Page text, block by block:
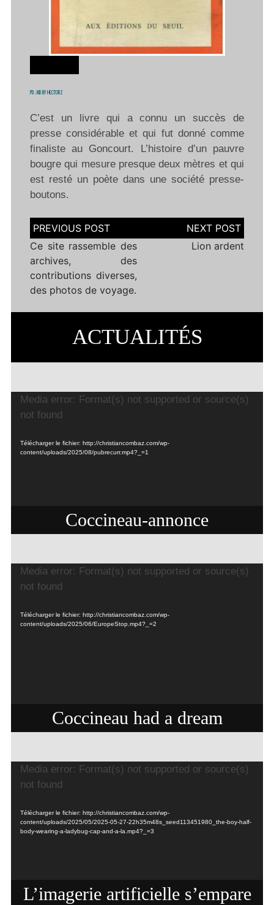
PD; MDBYHECTORZ
C’est un livre qui a connu un succès de
presse considérable et qui fut donné comme
finaliste au Goncourt. L’histoire d’un pauvre
bougre qui mesure presque deux mètres et qui
est resté un poète dans une société presse-
boutons.
Navigation
de
l’article
Ce site rassemble des
archives, des
contributions diverses,
des photos de voyage.
Lion ardent
ACTUALITÉS
Lecteur
Media error: Format(s) not supported or source(s)
not found
Télécharger le fichier: http://christiancombaz.com/wp-
content/uploads/2025/08/pubrecurr.mp4?_=1
Coccineau-annonce
Lecteur
Media error: Format(s) not supported or source(s)
not found
Télécharger le fichier: http://christiancombaz.com/wp-
content/uploads/2025/06/EuropeStop.mp4?_=2
Coccineau had a dream
Lecteur
Media error: Format(s) not supported or source(s)
not found
Télécharger le fichier: http://christiancombaz.com/wp-
content/uploads/2025/05/2025-05-27-22h35m48s_seed113451980_the-boy-half-
body-wearing-a-ladybug-cap-and-a-la.mp4?_=3
L’imagerie artificielle s’empare